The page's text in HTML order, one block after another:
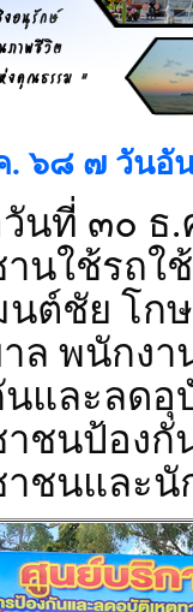
. ๖๘ ๗ วันอั
วันที่ ๓๐ ธ
นใช้รถใ
ต์ชัย โก
าล พนักง
และลดอุ
ชนป้องกั
ชนและนั